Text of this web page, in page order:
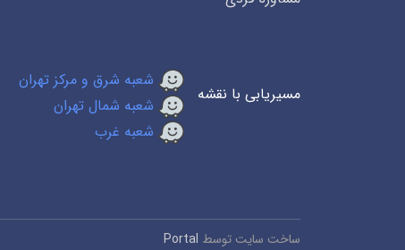
مسیریابی با نقشه
شعبه شرق و مرکز تهران
شعبه شمال تهران
شعبه غرب
ساخت سایت توسط Portal